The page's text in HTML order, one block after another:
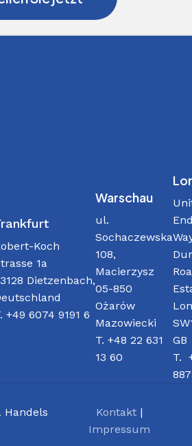
Koch
1a
Dietzenbach,
+49 6074 9191 6
Warschau
ul.
Sochaczewska
108,
Macierzysz
05-850
Ożarów
Mazowiecki
T. +48 22 631
13 60
GB
T.
Handels
Kontakt|
Impressum